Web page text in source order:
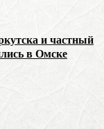
и частный
в Омске